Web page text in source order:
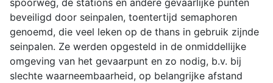
beveiligd door seinpalen, toentertijd semaphoren
genoemd, die veel leken op de thans in gebruik zijnde
seinpalen. Ze werden opgesteld in de onmiddellijke
omgeving van het gevaarpunt en zo nodig, b.v. bij
slechte waarneembaarheid, op belangrijke afstand